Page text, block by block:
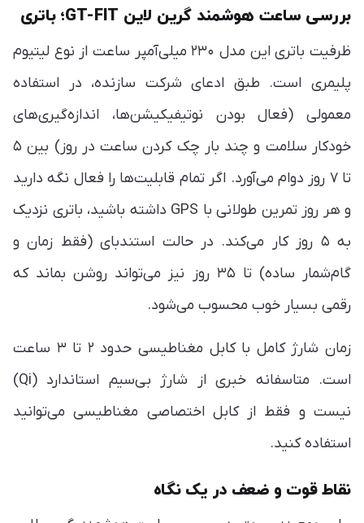
بررسی ساعت هوشمند گرین لاین GT-FIT؛ باتری
ظرفیت باتری این مدل ۲۳۰ میلی‌آمپر ساعت از نوع لیتیوم
پلیمری است. طبق ادعای شرکت سازنده، در استفاده
معمولی (فعال بودن نوتیفیکیشن‌ها، اندازه‌گیری‌های
خودکار سلامت و چند بار چک کردن ساعت در روز) بین ۵
تا ۷ روز دوام می‌آورد. اگر تمام قابلیت‌ها را فعال نگه دارید
و هر روز تمرین طولانی با GPS داشته باشید، باتری نزدیک
به ۵ روز کار می‌کند. در حالت استندبای (فقط زمان و
گام‌شمار ساده) تا ۳۵ روز نیز می‌تواند روشن بماند که
رقمی بسیار خوب محسوب می‌شود.
زمان شارژ کامل با کابل مغناطیسی حدود ۲ تا ۳ ساعت
است. متاسفانه خبری از شارژ بی‌سیم استاندارد (Qi)
نیست و فقط از کابل اختصاصی مغناطیسی می‌توانید
استفاده کنید.
نقاط قوت و ضعف در یک نگاه